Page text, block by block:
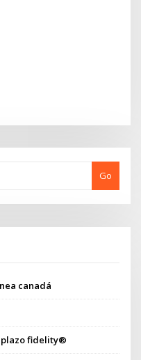
Go
canadá
plazo fidelity®